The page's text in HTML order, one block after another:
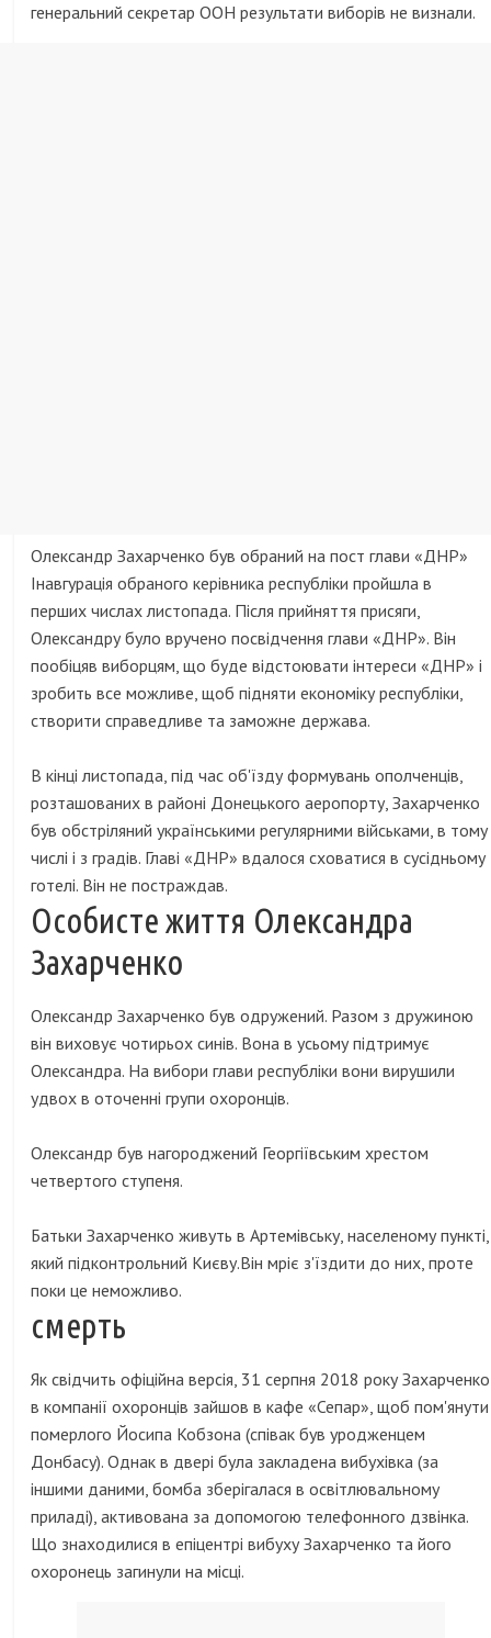
генеральний секретар ООН результати виборів не визнали.
Олександр Захарченко був обраний на пост глави «ДНР»
Інавгурація обраного керівника республіки пройшла в
перших числах листопада. Після прийняття присяги,
Олександру було вручено посвідчення глави «ДНР». Він
пообіцяв виборцям, що буде відстоювати інтереси «ДНР» і
зробить все можливе, щоб підняти економіку республіки,
створити справедливе та заможне держава.
В кінці листопада, під час об'їзду формувань ополченців,
розташованих в районі Донецького аеропорту, Захарченко
був обстріляний українськими регулярними військами, в тому
числі і з градів. Главі «ДНР» вдалося сховатися в сусідньому
готелі. Він не постраждав.
Особисте життя Олександра
Захарченко
Олександр Захарченко був одружений. Разом з дружиною
він виховує чотирьох синів. Вона в усьому підтримує
Олександра. На вибори глави республіки вони вирушили
удвох в оточенні групи охоронців.
Олександр був нагороджений Георгіївським хрестом
четвертого ступеня.
Батьки Захарченко живуть в Артемівську, населеному пункті,
який підконтрольний Києву.Він мріє з'їздити до них, проте
поки це неможливо.
смерть
Як свідчить офіційна версія, 31 серпня 2018 року Захарченко
в компанії охоронців зайшов в кафе «Сепар», щоб пом'янути
померлого Йосипа Кобзона (співак був уродженцем
Донбасу). Однак в двері була закладена вибухівка (за
іншими даними, бомба зберігалася в освітлювальному
приладі), активована за допомогою телефонного дзвінка.
Що знаходилися в епіцентрі вибуху Захарченко та його
охоронець загинули на місці.